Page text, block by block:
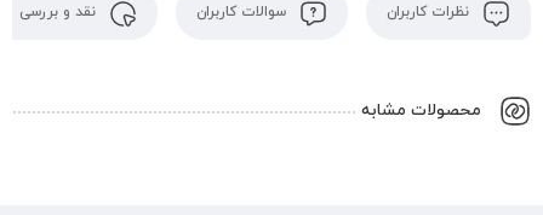
نظرات کاربران سوالات کاربران نقد و بررسی
محصولات مشابه